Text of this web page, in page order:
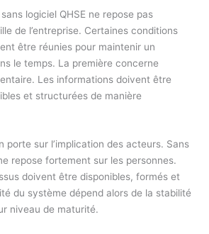
logiciel QHSE ne repose pas
de l’entreprise. Certaines conditions
être réunies pour maintenir un
le temps. La première concerne
Les informations doivent être
et structurées de manière
porte sur l’implication des acteurs. Sans
repose fortement sur les personnes.
doivent être disponibles, formés et
du système dépend alors de la stabilité
niveau de maturité.